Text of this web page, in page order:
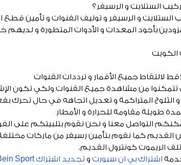
الستلايت و الرسيفر؟
و الرسيفر و توليف القنوات و تأمين قطع
بأجود المعدات و الأدوات المتطورة و لديهم
الكويت
جميع الأقمار و ترددات القنوات
تتمكنوا من مشاهدة جميع القنوات ولكي تكون
المتراكمة و تعديل اتجاهه في حال تحرك
طويلة مقاومة للحرارة و الأمطار
التواصل معنا و نحن نقوم بتلبيتكم على
الريموت كونترول القديم.
اشتراك بي ان سبورتوتجديد اشتراك Bein Sport